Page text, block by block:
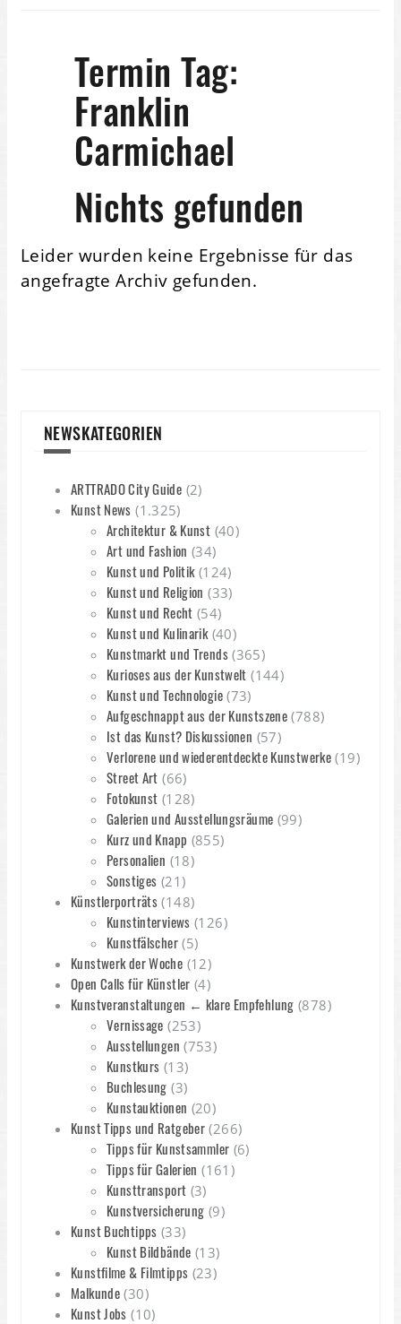
Termin Tag:
Franklin
Carmichael
Nichts gefunden
Leider wurden keine Ergebnisse für das
angefragte Archiv gefunden.
NEWSKATEGORIEN
ARTTRADO City Guide (2)
Kunst News (1.325)
Architektur & Kunst (40)
Art und Fashion (34)
Kunst und Politik(124)
Kunst und Religion (33)
Kunst und Recht (54)
Kunst und Kulinarik(40)
Kunstmarkt und Trends(365)
Kurioses aus der Kunstwelt (144)
Kunst und Technologie(73)
Aufgeschnappt aus der Kunstszene (788)
Ist das Kunst? Diskussionen (57)
Verlorene und wiederentdeckte Kunstwerke (19)
Street Art (66)
Fotokunst (128)
Galerien und Ausstellungsräume (99)
Kurz und Knapp (855)
Personalien (18)
Sonstiges (21)
Künstlerporträts (148)
Kunstinterviews (126)
Kunstfälscher(5)
Kunstwerk der Woche (12)
Open Calls für Künstler (4)
Kunstveranstaltungen ← klare Empfehlung (878)
Vernissage (253)
Ausstellungen (753)
Kunstkurs (13)
Buchlesung (3)
Kunstauktionen (20)
Kunst Tipps und Ratgeber (266)
Tipps für Kunstsammler (6)
Tipps für Galerien (161)
Kunsttransport (3)
Kunstversicherung (9)
Kunst Buchtipps (33)
Kunst Bildbände (13)
Kunstfilme & Filmtipps (23)
Malkunde (30)
Kunst Jobs (10)